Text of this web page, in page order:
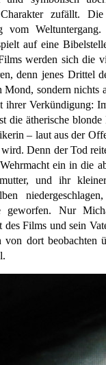
zufällt.
vom
auf eine
werden sich die
denn jenes Drittel
Mond, sondern nichts
ihrer Verkündigung:
die ätherische
– laut aus der
wird. Denn der Tod
ein in die
und ihr
geworfen. Nur
des Films und sein
von dort beobachten